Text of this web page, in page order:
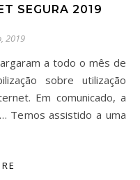
SEGURA 2019
2019
sobre utilização
Em comunicado, a
Temos assistido a uma